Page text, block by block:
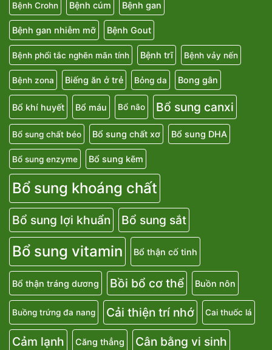
Bệnh Crohn Bệnh cúm Bệnh gan
Bệnh gan nhiễm mỡ Bệnh Gout
Bệnh phổi tắc nghẽn mãn tính Bệnh trĩ Bệnh vảy nến
Bệnh zona Biếng ăn ở trẻ Bỏng da Bong gân
Bổ khí huyết Bổ máu Bổ não Bổ sung canxi
Bổ sung chất béo Bổ sung chất xơ Bổ sung DHA
Bổ sung enzyme Bổ sung kẽm
Bổ sung khoáng chất
Bổ sung lợi khuẩn Bổ sung sắt
Bổ sung vitamin Bổ thận cố tinh
Bổ thận tráng dương Bồi bổ cơ thể Buồn nôn
Buồng trứng đa nang Cải thiện trí nhớ Cai thuốc lá
Cảm lạnh Căng thẳng Cân bằng vi sinh